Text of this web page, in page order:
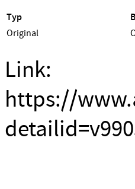
Typ
Original
Link:
https://